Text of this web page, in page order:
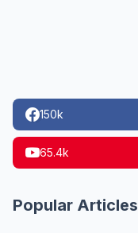
150k
65.4k
Popular Articles